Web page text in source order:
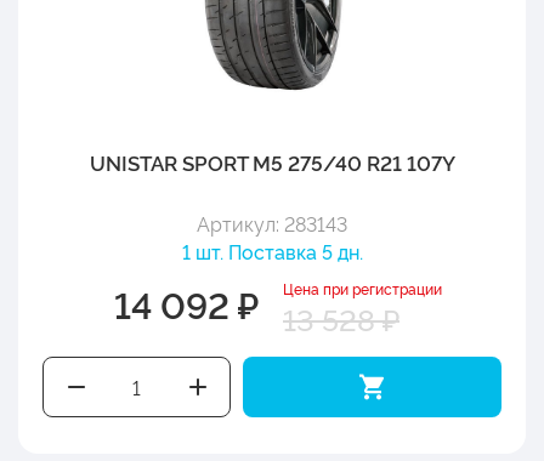
UNISTAR SPORT M5 275/40 R21 107Y
Артикул: 283143
1 шт. Поставка 5 дн.
14 092 ₽ Цена при регистрации
13 528 ₽